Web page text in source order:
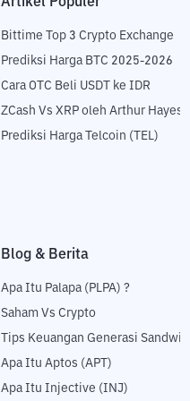
Artikel Populer
Bittime Top 3 Crypto Exchange
Prediksi Harga BTC 2025-2026
Cara OTC Beli USDT ke IDR
ZCash Vs XRP oleh Arthur Hayes
Prediksi Harga Telcoin (TEL)
Blog & Berita
Apa Itu Palapa (PLPA) ?
Saham Vs Crypto
Tips Keuangan Generasi Sandwich
Apa Itu Aptos (APT)
Apa Itu Injective (INJ)